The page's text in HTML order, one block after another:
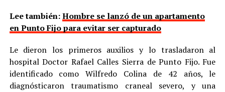
Lee también:Hombre se lanzó de un apartamento
en Punto Fijo para evitar ser capturado
Le dieron los primeros auxilios y lo trasladaron al
hospital Doctor Rafael Calles Sierra de Punto Fijo. Fue
identificado como Wilfredo Colina de 42 años, le
diagnósticaron traumatismo craneal severo, y una